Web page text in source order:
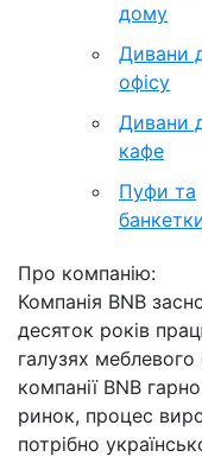
дому
Дивани
офісу
Дивани
кафе
Пуфи та
Про компанію:
Компанія BNB
десяток років
галузях
компанії BNB
ринок, процес
потрібно